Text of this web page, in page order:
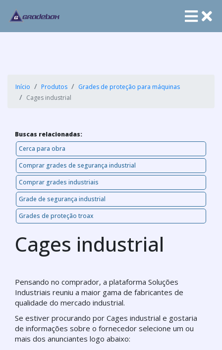
Início Produtos
Grades de proteção para máquinas
Cages industrial
Buscas relacionadas:
Cerca para obra
Comprar grades de segurança industrial
Comprar grades industriais
Grade de segurança industrial
Grades de proteção troax
Cages industrial
Pensando no comprador, a plataforma Soluções
Industriais reuniu a maior gama de fabricantes de
qualidade do mercado industrial.
Se estiver procurando por Cages industrial e gostaria
de informações sobre o fornecedor selecione um ou
mais dos anunciantes logo abaixo: